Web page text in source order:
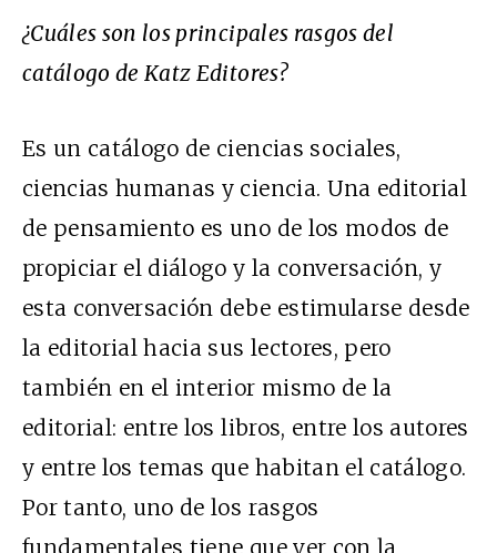
¿Cuáles son los principales rasgos del
catálogo de Katz Editores?
Es un catálogo de ciencias sociales,
ciencias humanas y ciencia. Una editorial
de pensamiento es uno de los modos de
propiciar el diálogo y la conversación, y
esta conversación debe estimularse desde
la editorial hacia sus lectores, pero
también en el interior mismo de la
editorial: entre los libros, entre los autores
y entre los temas que habitan el catálogo.
Por tanto, uno de los rasgos
fundamentales tiene que ver con la